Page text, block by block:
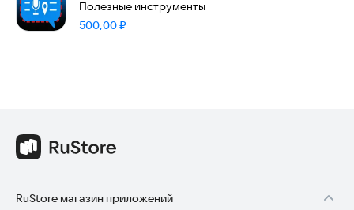
запись с микрофона
Полезные инструменты
Цена:
500,00₽
RuStore магазин приложений